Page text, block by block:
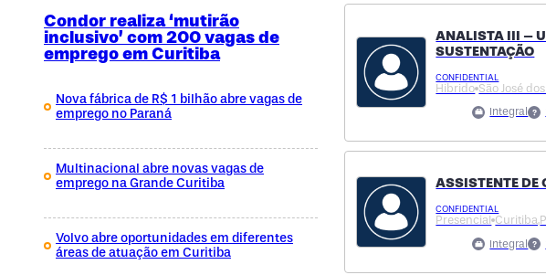
Condor realiza ‘mutirão
inclusivo’ com 200 vagas de
emprego em Curitiba
Nova fábrica de R$ 1 bilhão abre vagas de
emprego no Paraná
Multinacional abre novas vagas de
emprego na Grande Curitiba
Volvo abre oportunidades em diferentes
áreas de atuação em Curitiba
ANALISTA III –
SUSTENTAÇÃO
CONFIDENTIAL
Hibrido São José
Integral
ASSISTENTE DE
CONFIDENTIAL
Presencial Curitiba,
Integral